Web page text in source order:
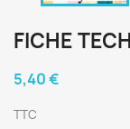
FICHE
5,40 €
TTC